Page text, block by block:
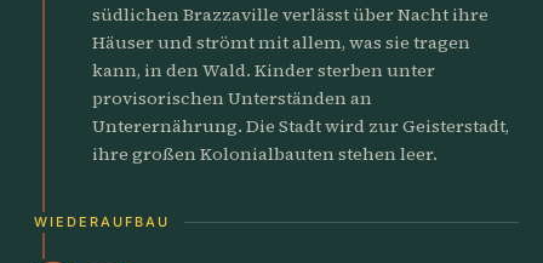
südlichen Brazzaville verlässt über Nacht ihre
Häuser und strömt mit allem, was sie tragen
kann, in den Wald. Kinder sterben unter
provisorischen Unterständen an
Unterernährung. Die Stadt wird zur Geisterstadt,
ihre großen Kolonialbauten stehen leer.
WIEDERAUFBAU